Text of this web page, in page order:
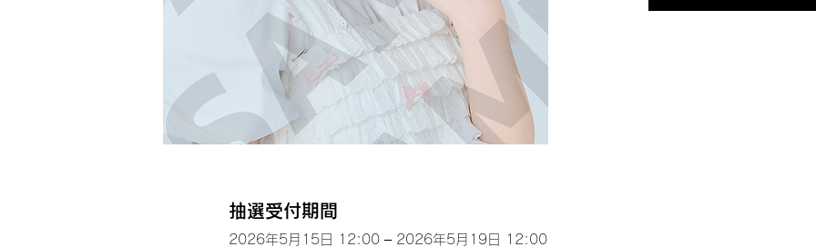
抽選受付期間
2026年5月15日 12:00 – 2026年5月19日 12:00